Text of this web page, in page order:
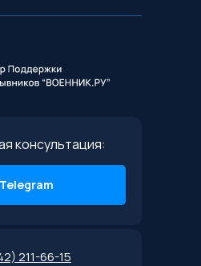
консультация:
211-66-15